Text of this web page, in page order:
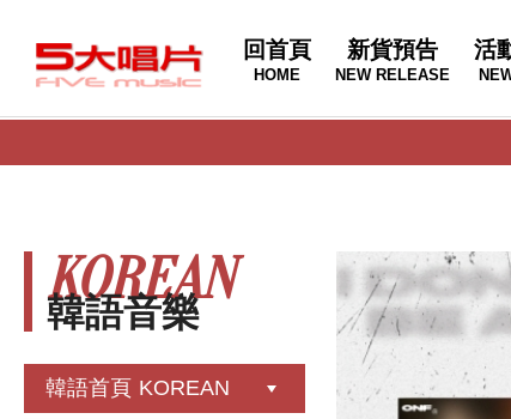
回首頁
HOME
新貨預告
NEW RELEASE
活
韓語音樂
KOREAN
韓語首頁 KOREAN